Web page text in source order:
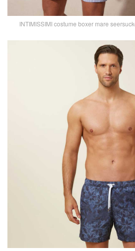
INTIMISSIMI costume boxer mare